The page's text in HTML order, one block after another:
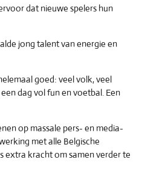
dat nieuwe spelers hun
jong talent van energie en
goed: veel volk, veel
dag vol fun en voetbal. Een
op massale pers- en media-
met alle Belgische
extra kracht om samen verder te